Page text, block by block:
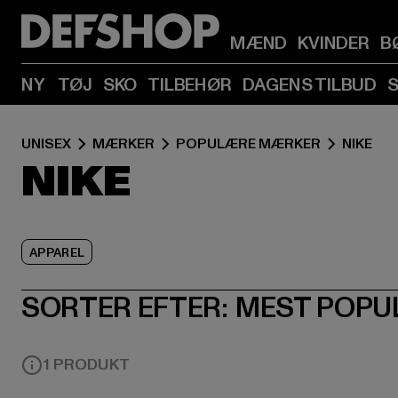
MÆND KVINDER
NY TØJ SKO TILBEHØR DAGENS TILBUD
UNISEX MÆRKER POPULÆRE MÆRKER NIKE
NIKE
APPAREL
SORTER EFTER: MEST
1 PRODUKT